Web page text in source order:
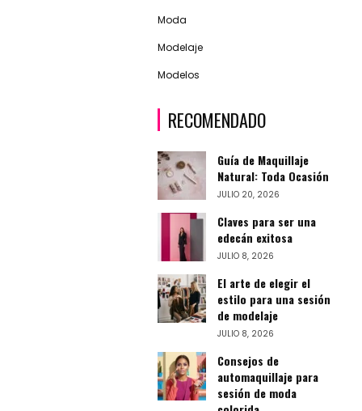
Moda
Modelaje
Modelos
RECOMENDADO
Guía de Maquillaje
Natural: Toda Ocasión
JULIO 20, 2026
Claves para ser una
edecán exitosa
JULIO 8, 2026
El arte de elegir el
estilo para una sesión
de modelaje
JULIO 8, 2026
Consejos de
automaquillaje para
sesión de moda